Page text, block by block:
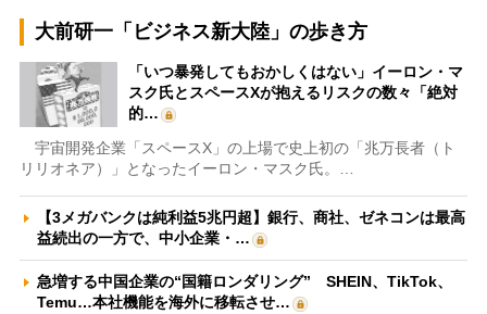
大前研一「ビジネス新大陸」の歩き方
「いつ暴発してもおかしくはない」イーロン・マ
スク氏とスペースXが抱えるリスクの数々「絶対
的…
宇宙開発企業「スペースX」の上場で史上初の「兆万長者（ト
リリオネア）」となったイーロン・マスク氏。…
【3メガバンクは純利益5兆円超】銀行、商社、ゼネコンは最高
益続出の一方で、中小企業・…
急増する中国企業の“国籍ロンダリング” SHEIN、TikTok、
Temu…本社機能を海外に移転させ…